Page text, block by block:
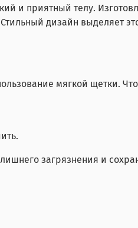
и приятный телу.
дизайн выделяет
мягкой щетки.
загрязнения и